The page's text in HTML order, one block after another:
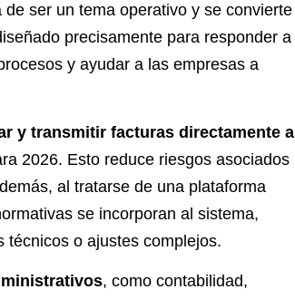
ser un tema operativo y se convierte
precisamente para responder a
y ayudar a las empresas a
y transmitir facturas directamente a
2026. Esto reduce riesgos asociados
al tratarse de una plataforma
se incorporan al sistema,
técnicos o ajustes complejos.
, como contabilidad,